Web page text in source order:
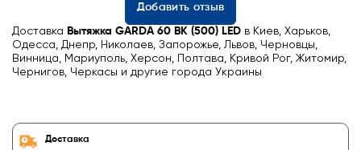
Добавить отзыв
Доставка Вытяжка GARDA 60 BK (500) LED в Киев, Харьков,
Одесса, Днепр, Николаев, Запорожье, Львов, Черновцы,
Винница, Мариуполь, Херсон, Полтава, Кривой Рог, Житомир,
Чернигов, Черкасы и другие города Украины
Доставка